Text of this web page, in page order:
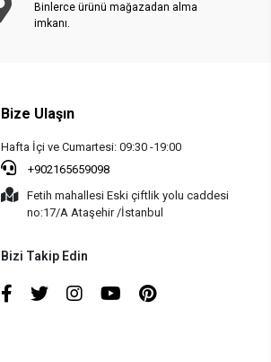
Binlerce ürünü mağazadan alma
imkanı.
Bize Ulaşın
Hafta İçi ve Cumartesi: 09:30 -19:00
+902165659098
Fetih mahallesi Eski çiftlik yolu caddesi
no:17/A Ataşehir /İstanbul
Bizi Takip Edin